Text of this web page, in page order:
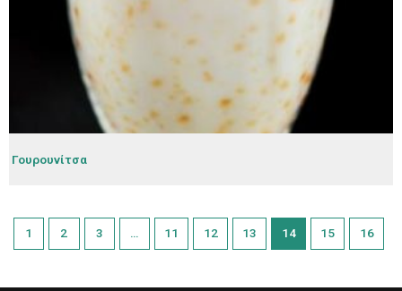
Γουρουνίτσα
1 2 3 … 11 12 13 14 15 16